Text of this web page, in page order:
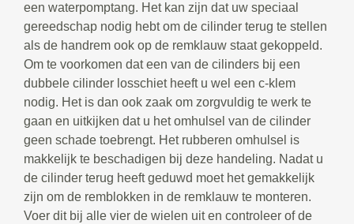
een waterpomptang. Het kan zijn dat uw speciaal
gereedschap nodig hebt om de cilinder terug te stellen
als de handrem ook op de remklauw staat gekoppeld.
Om te voorkomen dat een van de cilinders bij een
dubbele cilinder losschiet heeft u wel een c-klem
nodig. Het is dan ook zaak om zorgvuldig te werk te
gaan en uitkijken dat u het omhulsel van de cilinder
geen schade toebrengt. Het rubberen omhulsel is
makkelijk te beschadigen bij deze handeling. Nadat u
de cilinder terug heeft geduwd moet het gemakkelijk
zijn om de remblokken in de remklauw te monteren.
Voer dit bij alle vier de wielen uit en controleer of de